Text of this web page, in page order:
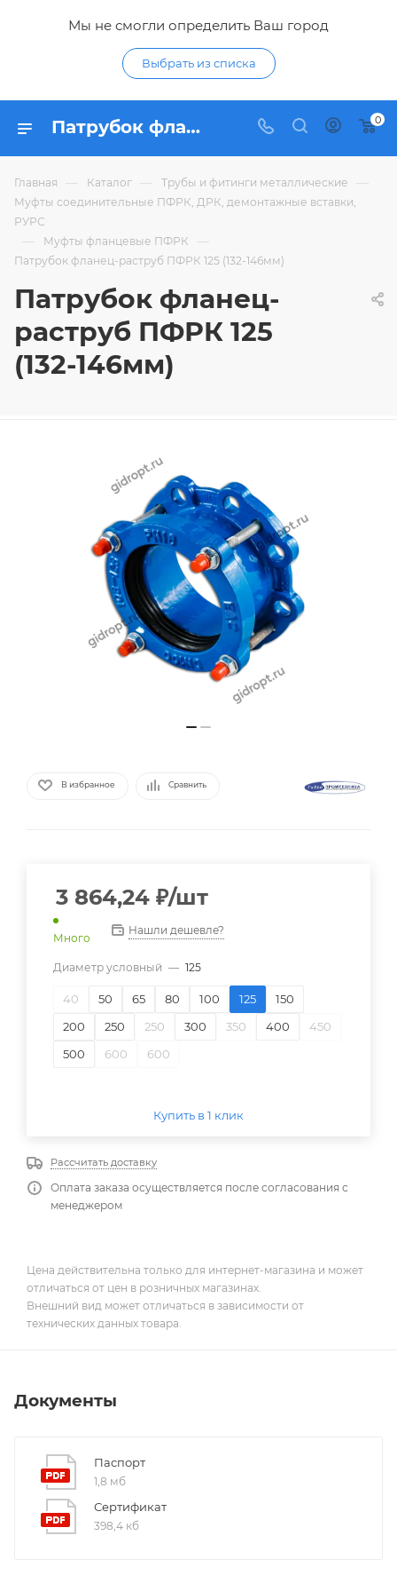
Мы не смогли определить Ваш город
Выбрать из списка
Патрубок фланец-раструб ПФРК 125 (132-146мм) - купить по цене 3 864,24 ₽ в интернет-магазине Гидропромтехника с доставкой в Курске 0
Главная — Каталог — Трубы и фитинги металлические —
Муфты соединительные ПФРК, ДРК, демонтажные вставки,
РУРС
— Муфты фланцевые ПФРК —
Патрубок фланец-раструб ПФРК 125 (132-146мм)
Патрубок фланец-
раструб ПФРК 125
(132-146мм)
В избранное Сравнить
3 864,24 ₽/шт
Много
Нашли дешевле?
Диаметр условный — 125
40 50 65 80 100 125
150
200
250 250 300 350 400
450
500
600 600
Купить в 1 клик
Рассчитать доставку
Оплата заказа осуществляется после согласования с
менеджером
Цена действительна только для интернет-магазина и может
отличаться от цен в розничных магазинах.
Внешний вид может отличаться в зависимости от
технических данных товара.
Документы
Паспорт
1,8 мб
Сертификат
398,4 кб